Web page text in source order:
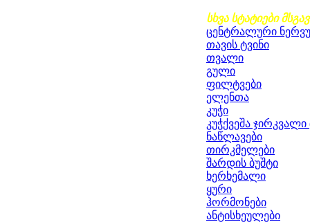
სხვა სტატიები
ცენტრალური
თავის ტვინი
თვალი
გული
ფილტვები
ელენთა
კუჭი
კუჭქვეშა ჯირკვალი
ნაწლავები
თირკმელები
შარდის ბუშტი
ხერხემალი
ყური
ჰორმონები
ანტისხეულები